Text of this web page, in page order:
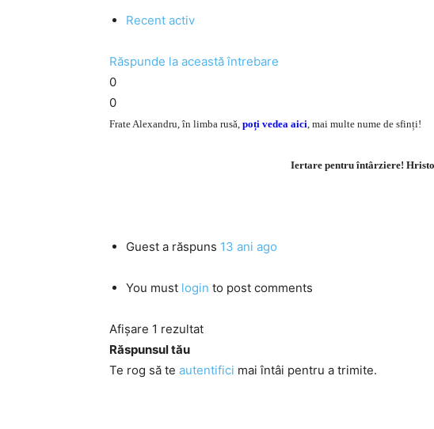
Recent activ
Răspunde la această întrebare
0
0
Frate Alexandru, în limba rusă, poți vedea aici, mai multe nume de sfinți!
Iertare pentru întârziere!
Guest a răspuns 13 ani ago
You must login to post comments
Afișare 1 rezultat
Răspunsul tău
Te rog să te autentifici mai întâi pentru a trimite.